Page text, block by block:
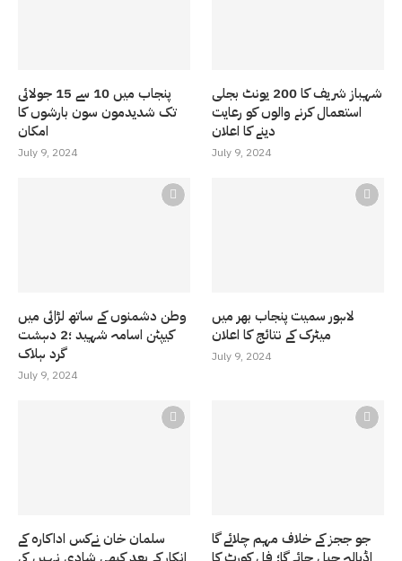
پنجاب میں 10 سے 15 جولائی
تک شدیدمون سون بارشوں کا
امکان
July 9, 2024
شہباز شریف کا 200 یونٹ بجلی
استعمال کرنے والوں کو رعایت
دینے کا اعلان
July 9, 2024
وطن دشمنوں کے ساتھ لڑائی میں
کیپٹن اسامہ شہید ؛2 دہشت
گرد ہلاک
July 9, 2024
لاہور سمیت پنجاب بھر میں
میٹرک کے نتائج کا اعلان
July 9, 2024
سلمان خان نےکس اداکارہ کے
جو ججز کے خلاف مہم چلائے گا